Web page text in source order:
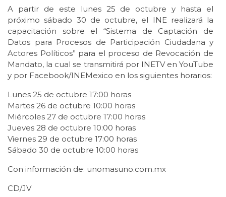
A partir de este lunes 25 de octubre y hasta el
próximo sábado 30 de octubre, el INE realizará la
capacitación sobre el “Sistema de Captación de
Datos para Procesos de Participación Ciudadana y
Actores Políticos” para el proceso de Revocación de
Mandato, la cual se transmitirá por INETV en YouTube
y por Facebook/INEMexico en los siguientes horarios:
Lunes 25 de octubre 17:00 horas
Martes 26 de octubre 10:00 horas
Miércoles 27 de octubre 17:00 horas
Jueves 28 de octubre 10:00 horas
Viernes 29 de octubre 17:00 horas
Sábado 30 de octubre 10:00 horas
Con información de: unomasuno.com.mx
CD/JV